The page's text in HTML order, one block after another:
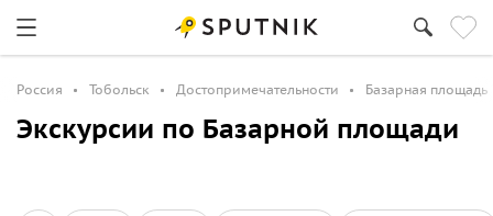
Россия Тобольск Достопримечательности Базарная площадь
Экскурсии по Базарной площади